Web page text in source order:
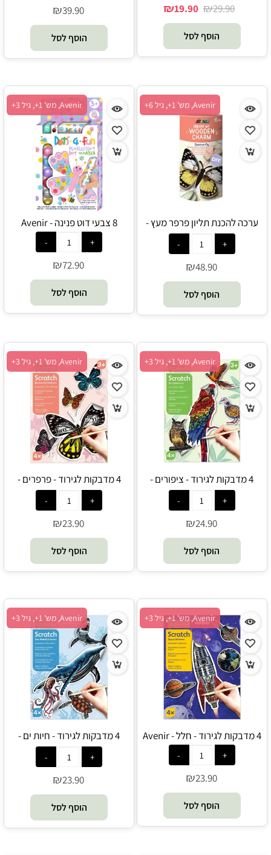
₪29.90
₪19.90
הוסף לסל
₪39.90
הוסף לסל
Avenir, מש' 1+, גיל 6+
ערכה להכנת תליון פרפר מעץ -
Avenir
₪48.90
הוסף לסל
Avenir, מש' 1+, גיל 3+
8 צבעי דוט פנינה - Avenir
₪72.90
הוסף לסל
Avenir, מש' 1+, גיל 3+
4 מדבקות לגירוד - ציפורים -
Avenir
₪24.90
הוסף לסל
Avenir, מש' 1+, גיל 3+
4 מדבקות לגירוד - פרפרים -
Avenir
₪23.90
הוסף לסל
Avenir, מש' 1+, גיל 3+
4 מדבקות לגירוד - חלל - Avenir
₪23.90
הוסף לסל
Avenir, מש' 1+, גיל 3+
4 מדבקות לגירוד - חיות ים -
Avenir
₪23.90
הוסף לסל